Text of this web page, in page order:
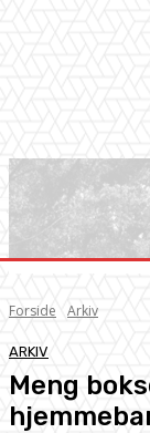
Forside Arkiv
ARKIV
Meng